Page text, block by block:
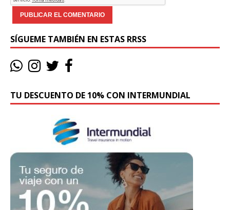
SÍGUEME TAMBIÉN EN ESTAS RRSS
TU DESCUENTO DE 10% CON INTERMUNDIAL